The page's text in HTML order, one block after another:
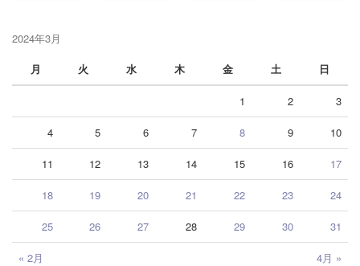
2024年3月
月
火 水 木 金 土 日
« 2月 4月 »
1 2 3
4 5 6 7 8 9 10
11 12 13 14 15 16 17
18 19 20 21 22 23 24
25 26 27 28 29 30 31